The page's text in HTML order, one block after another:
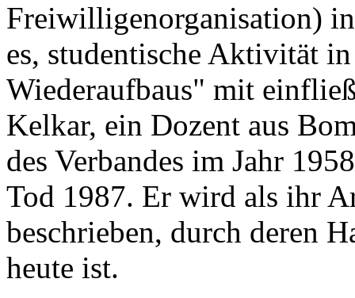
Freiwilligenorganisation)
es, studentische Aktivität
Wiederaufbaus" mit
Kelkar, ein Dozent aus
des Verbandes im Jahr
Tod 1987. Er wird als ihr
beschrieben, durch deren
heute ist.